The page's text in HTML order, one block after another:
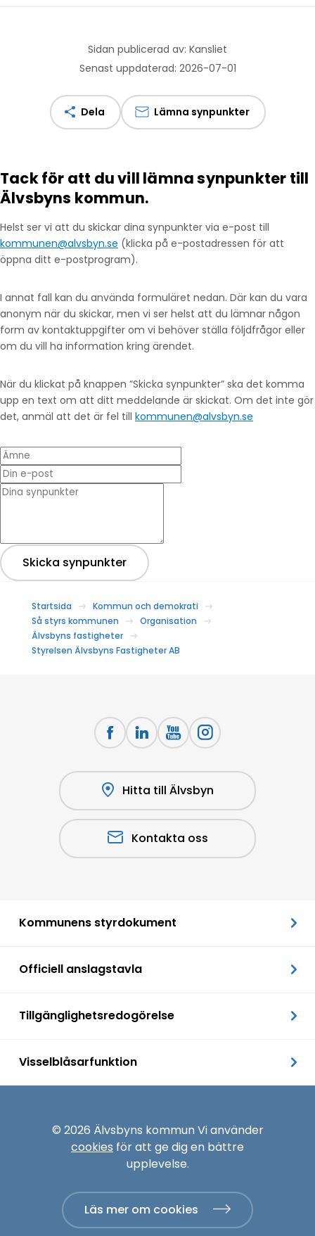
Sidan publicerad av: Kansliet
Senast uppdaterad: 2026-07-01
Dela Lämna synpunkter
Tack för att du vill lämna synpunkter till
Älvsbyns kommun.
Helst ser vi att du skickar dina synpunkter via e-post till
kommunen@alvsbyn.se (klicka på e-postadressen för att
öppna ditt e-postprogram).
I annat fall kan du använda formuläret nedan. Där kan du vara
anonym när du skickar, men vi ser helst att du lämnar någon
form av kontaktuppgifter om vi behöver ställa följdfrågor eller
om du vill ha information kring ärendet.
När du klickat på knappen ”Skicka synpunkter” ska det komma
upp en text om att ditt meddelande är skickat. Om det inte gör
det, anmäl att det är fel till kommunen@alvsbyn.se
Ämne
Din e-post
* Dina synpunkter
Skicka synpunkter
Startsida
Kommun och demokrati
Så styrs kommunen
Organisation
Älvsbyns fastigheter
Styrelsen Älvsbyns Fastigheter AB
Hitta till Älvsbyn
Kontakta oss
Kommunens styrdokument
Officiell anslagstavla
Tillgänglighetsredogörelse
Visselblåsarfunktion
© 2026 Älvsbyns kommun Vi använder
cookies för att ge dig en bättre
upplevelse.
Läs mer om cookies